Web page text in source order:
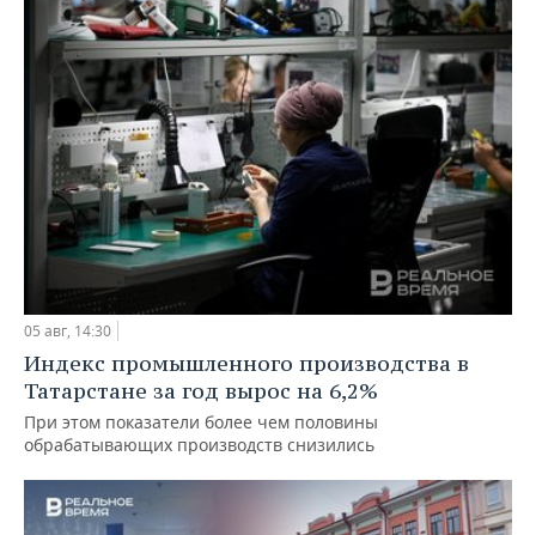
05 авг, 14:30
Индекс промышленного производства в
Татарстане за год вырос на 6,2%
При этом показатели более чем половины
обрабатывающих производств снизились